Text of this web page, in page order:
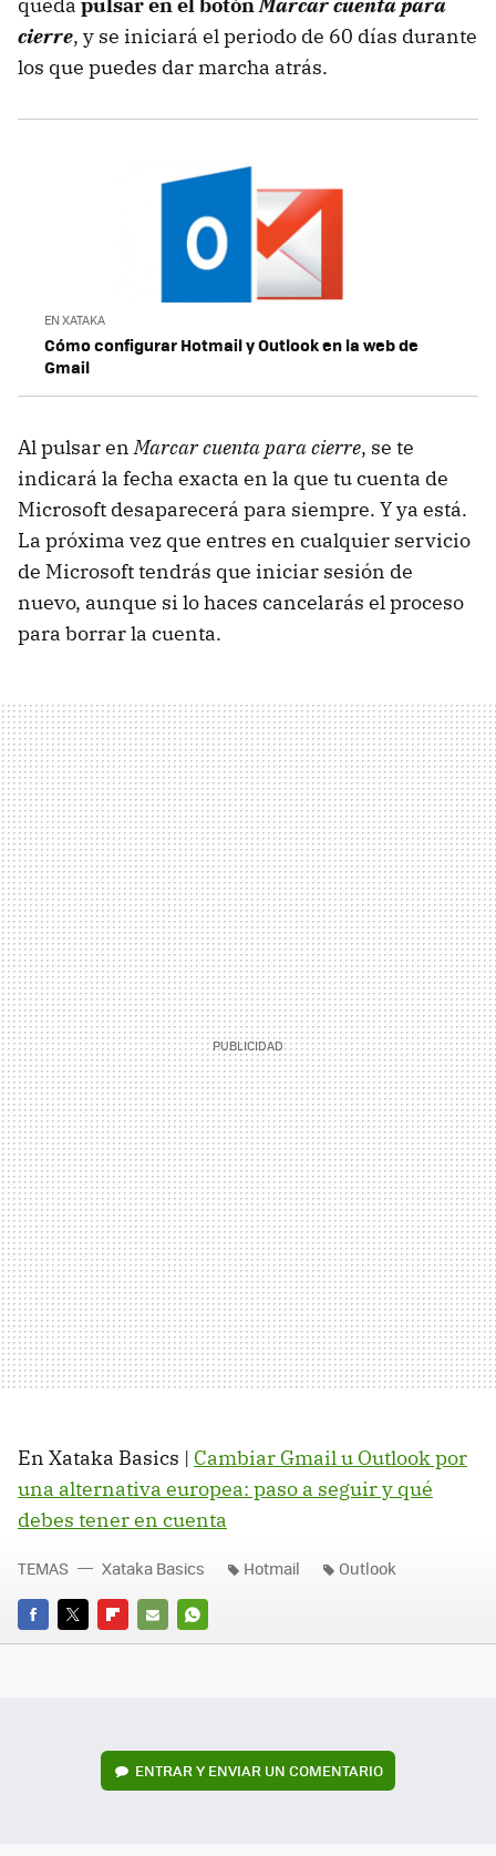
queda pulsar en el botónMarcar cuenta para
cierre, y se iniciará el periodo de 60 días durante
los que puedes dar marcha atrás.
EN XATAKA
Cómo configurar Hotmail y Outlook en la web de
Gmail
Al pulsar enMarcar cuenta para cierre, se te
indicará la fecha exacta en la que tu cuenta de
Microsoft desaparecerá para siempre. Y ya está.
La próxima vez que entres en cualquier servicio
de Microsoft tendrás que iniciar sesión de
nuevo, aunque si lo haces cancelarás el proceso
para borrar la cuenta.
En Xataka Basics | Cambiar Gmail u Outlook por
una alternativa europea: paso a seguir y qué
debes tener en cuenta
FACEBOOK
TWITTERFLIPBOARD
E-
WHATSAPP
TEMAS Xataka Basics Hotmail Outlook
ENTRAR Y ENVIAR UN COMENTARIO